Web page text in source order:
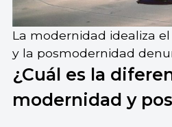
La modernidad idealiza
y la posmodernidad
¿Cuál es la
modernidad y